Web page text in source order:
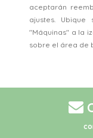
aceptarán
ajustes.
"Máquinas" a la
sobre el área de